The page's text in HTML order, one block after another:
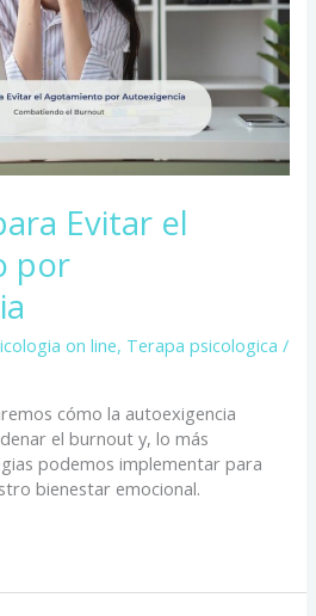
Evitar el
por
on line, Terapa psicologica /
cómo la autoexigencia
el burnout y, lo más
podemos implementar para
bienestar emocional.